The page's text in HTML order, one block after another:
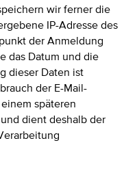
wir ferner die
IP-Adresse des
der Anmeldung
das Datum und die
dieser Daten ist
der E-Mail-
späteren
dient deshalb der